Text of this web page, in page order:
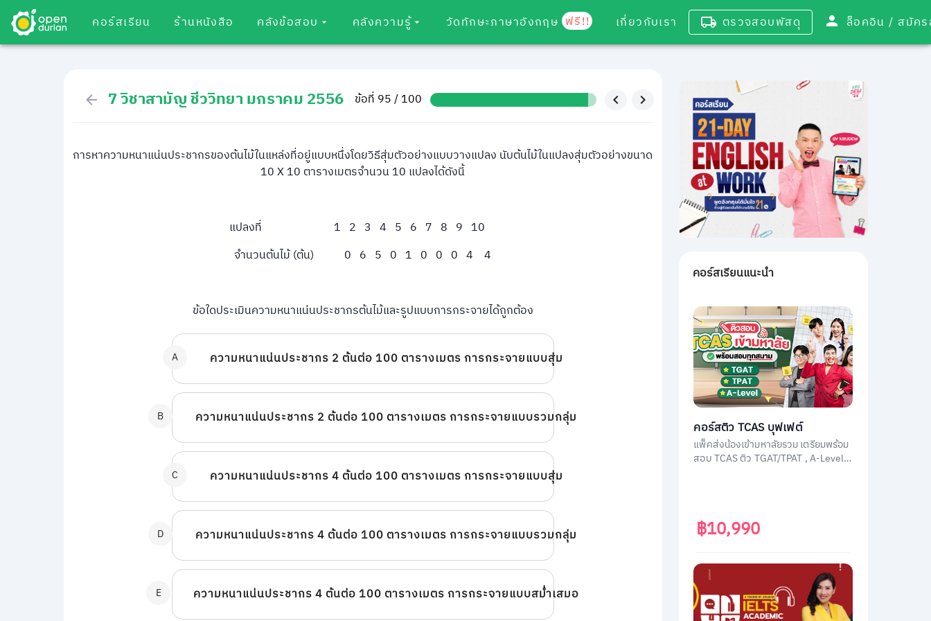
คอร์สเรียน ร้านหนังสือ คลังข้อสอบ คลังความรู้ วัดทักษะภาษาอังกฤษ ฟรี!! เกี่ยวกับเรา ตรวจสอบพัสดุ ล็อคอิน /
7 วิชาสามัญ ชีววิทยา มกราคม 2556 ข้อที่ 95 / 100
การหาความหนาแน่นประชากรของต้นไม้ในแหล่งที่อยู่แบบหนึ่งโดยวิธีสุ่มตัวอย่างแบบวางแปลง นับต้นไม้ในแปลงสุ่มตัวอย่างขนาด
10 X 10 ตารางเมตรจำนวน 10 แปลงได้ดังนี้
แปลงที่ 1 2 3 4 5 6 7 8 9 10
จำนวนต้นไม้ (ต้น) 0 6 5 0 1 0 0 0 4 4
ข้อใดประเมินความหนาแน่นประชากรต้นไม้และรูปแบบการกระจายได้ถูกต้อง
A ความหนาแน่นประชากร 2 ต้นต่อ 100 ตารางเมตร การกระจายแบบสุ่ม
B ความหนาแน่นประชากร 2 ต้นต่อ 100 ตารางเมตร การกระจายแบบรวมกลุ่ม
C ความหนาแน่นประชากร 4 ต้นต่อ 100 ตารางเมตร การกระจายแบบสุ่ม
D ความหนาแน่นประชากร 4 ต้นต่อ 100 ตารางเมตร การกระจายแบบรวมกลุ่ม
E ความหนาแน่นประชากร 4 ต้นต่อ 100 ตารางเมตร การกระจายแบบสม่ำเสมอ
คอร์สเรียนแนะนำ
คอร์สติว TCAS บุฟเฟต์
แพ็คส่งน้องเข้ามหาลัยรวม เตรียมพร้อม
สอบ TCAS ติว TGAT/TPAT , A-Level
฿10,990